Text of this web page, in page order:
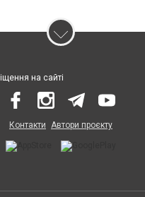
на сайті
Контакти Автори проєкту